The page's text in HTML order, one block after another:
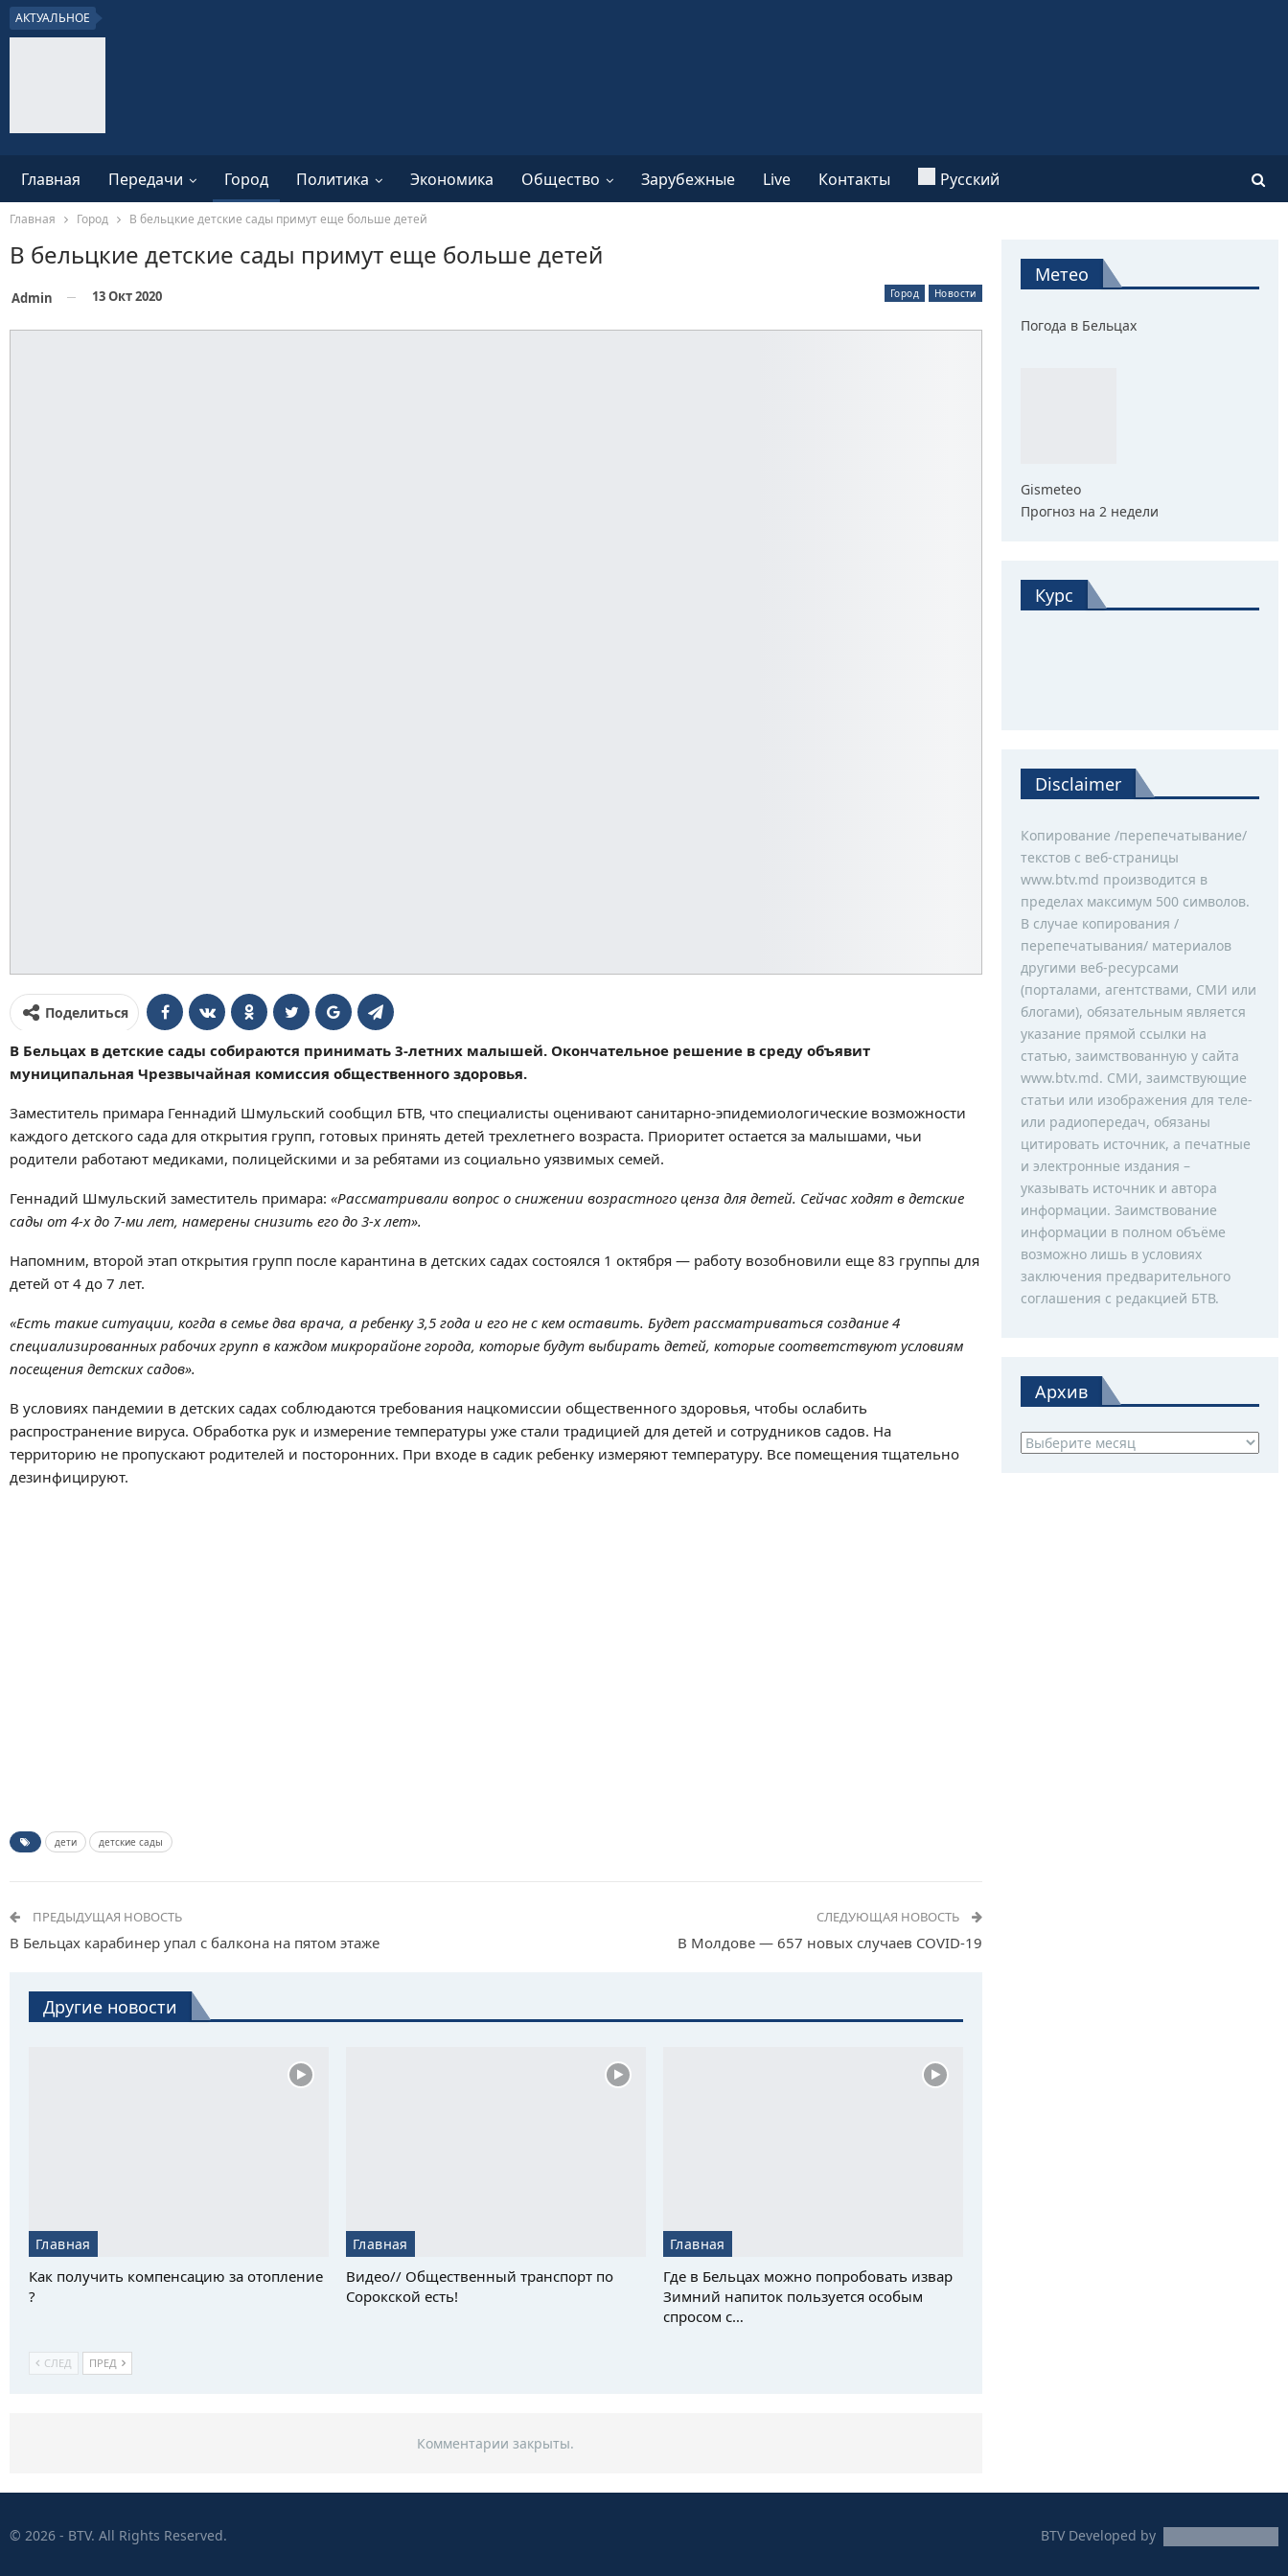
АКТУАЛЬНОЕ
Главная Передачи Город Политика Экономика Общество Зарубежные Live Контакты Русский
Главная Город В бельцкие детские сады примут еще больше детей
В бельцкие детские сады примут еще больше детей
Город Новости
Admin 13 Окт 2020
Поделиться
В Бельцах в детские сады собираются принимать 3-летних малышей. Окончательное решение в среду объявит
муниципальная Чрезвычайная комиссия общественного здоровья.
Заместитель примара Геннадий Шмульский сообщил БТВ, что специалисты оценивают санитарно-эпидемиологические возможности
каждого детского сада для открытия групп, готовых принять детей трехлетнего возраста. Приоритет остается за малышами, чьи
родители работают медиками, полицейскими и за ребятами из социально уязвимых семей.
Геннадий Шмульский заместитель примара: «Рассматривали вопрос о снижении возрастного ценза для детей. Сейчас ходят в детские
сады от 4-х до 7-ми лет, намерены снизить его до 3-х лет».
Напомним, второй этап открытия групп после карантина в детских садах состоялся 1 октября — работу возобновили еще 83 группы для
детей от 4 до 7 лет.
«Есть такие ситуации, когда в семье два врача, а ребенку 3,5 года и его не с кем оставить. Будет рассматриваться создание 4
специализированных рабочих групп в каждом микрорайоне города, которые будут выбирать детей, которые соответствуют условиям
посещения детских садов».
В условиях пандемии в детских садах соблюдаются требования нацкомиссии общественного здоровья, чтобы ослабить
распространение вируса. Обработка рук и измерение температуры уже стали традицией для детей и сотрудников садов. На
территорию не пропускают родителей и посторонних. При входе в садик ребенку измеряют температуру. Все помещения тщательно
дезинфицируют.
дети детские сады
ПРЕДЫДУЩАЯ НОВОСТЬ
В Бельцах карабинер упал с балкона на пятом этаже
СЛЕДУЮЩАЯ НОВОСТЬ
В Молдове — 657 новых случаев COVID-19
Другие новости
Главная
Как получить компенсацию за отопление
?
Главная
Видео// Общественный транспорт по
Сорокской есть!
Главная
Где в Бельцах можно попробовать извар
Зимний напиток пользуется особым
спросом с…
СЛЕД ПРЕД
Комментарии закрыты.
Метео
Погода в Бельцах
Gismeteo
Прогноз на 2 недели
Курс
Disclaimer
Копирование /перепечатывание/
текстов с веб-страницы
www.btv.md производится в
пределах максимум 500 символов.
В случае копирования /
перепечатывания/ материалов
другими веб-ресурсами
(порталами, агентствами, СМИ или
блогами), обязательным является
указание прямой ссылки на
статью, заимствованную у сайта
www.btv.md. СМИ, заимствующие
статьи или изображения для теле-
или радиопередач, обязаны
цитировать источник, а печатные
и электронные издания –
указывать источник и автора
информации. Заимствование
информации в полном объёме
возможно лишь в условиях
заключения предварительного
соглашения с редакцией БТВ.
Архив
Архив
© 2026 - BTV. All Rights Reserved. BTVDeveloped by